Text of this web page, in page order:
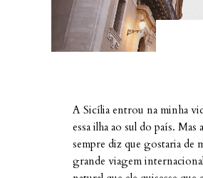
A Sicília entrou na minha
essa ilha ao sul do país.
sempre diz que gostaria de
grande viagem